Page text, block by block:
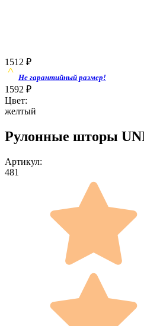
1512 ₽
Не гарантийный размер!
1592 ₽
Цвет:
желтый
Рулонные шторы
Артикул:
481